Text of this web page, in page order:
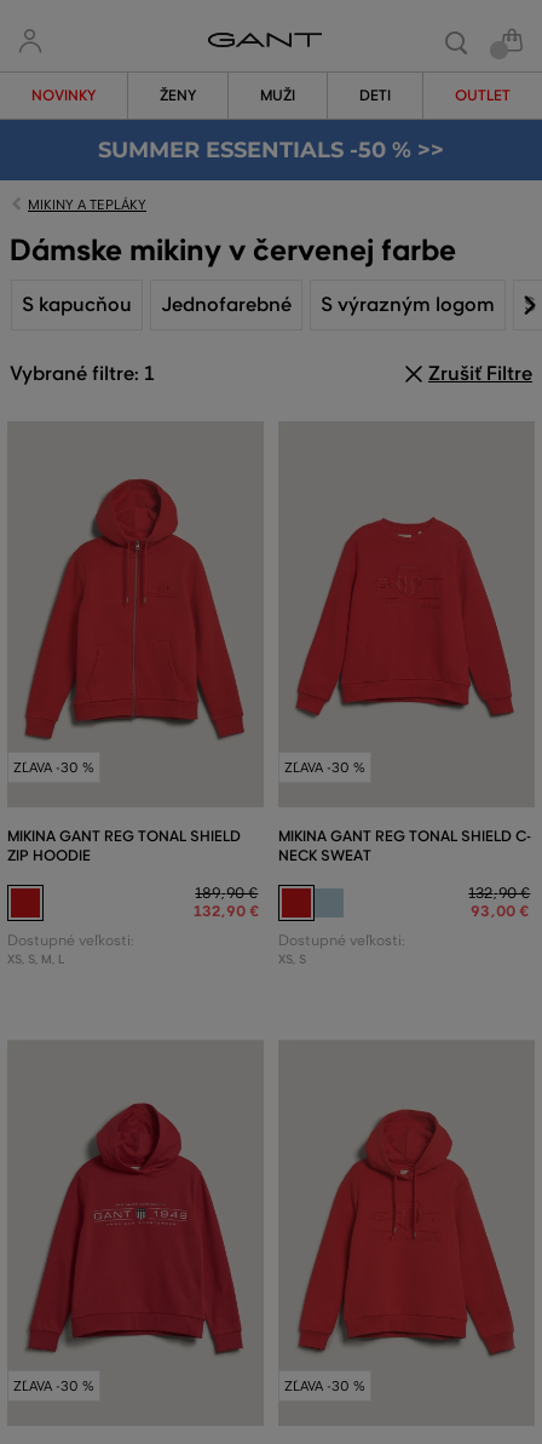
NOVINKY ŽENY MUŽI DETI OUTLET
SUMMER ESSENTIALS -50 % >>
MIKINY A TEPLÁKY
Dámske mikiny v červenej farbe
S kapucňou Jednofarebné S výrazným logom S
Vybrané filtre: 1 Zrušiť Filtre
ZĽAVA -30 %
MIKINA GANT REG TONAL SHIELD
ZIP HOODIE
189,90 €
132,90 €
Dostupné veľkosti:
XS, S, M, L
ZĽAVA -30 %
MIKINA GANT REG TONAL SHIELD C-
NECK SWEAT
132,90 €
93,00 €
Dostupné veľkosti:
XS, S
ZĽAVA -30 % ZĽAVA -30 %